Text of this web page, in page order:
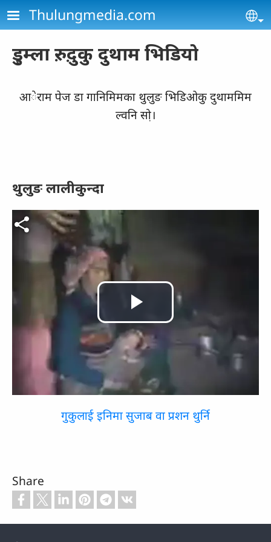
Skip to main content
Thulungmedia.com
डु़म्ला रु़दु़कु दुथाम भिडियो
आेराम पेज डा गानिमिमका थुलुङ भिडिओकु दुथाममिम
ल्वनि सो़।
Video file
Play
Video
थुलुङ लालीकुन्दा
गुकुलाई इनिमा सुजाब वा प्रशन थुर्नि
Share